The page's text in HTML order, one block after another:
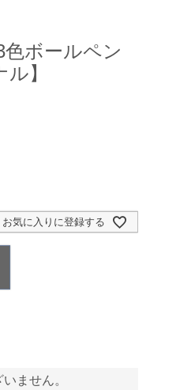
ボールペン
】
お気に入りに登録する
ません。